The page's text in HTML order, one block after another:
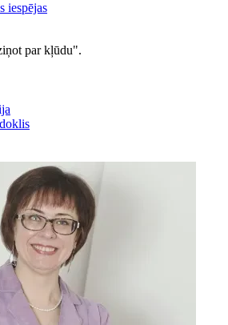
iespējas
par kļūdu".